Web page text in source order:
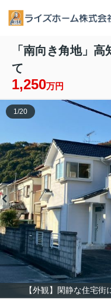
「南向き角地」
て
1,250万円
【外観】閑静な住宅
1/20